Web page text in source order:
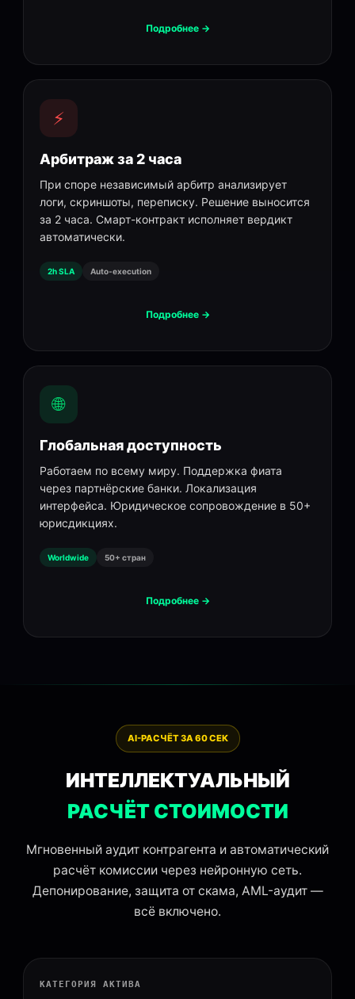
Подробнее →
⚡
Арбитраж за 2 часа
При споре независимый арбитр анализирует
логи, скриншоты, переписку. Решение выносится
за 2 часа. Смарт-контракт исполняет вердикт
автоматически.
2h SLA Auto-execution
Подробнее →
🌐
Глобальная доступность
Работаем по всему миру. Поддержка фиата
через партнёрские банки. Локализация
интерфейса. Юридическое сопровождение в 50+
юрисдикциях.
Worldwide 50+ стран
Подробнее →
AI-РАСЧЁТ ЗА 60 СЕК
ИНТЕЛЛЕКТУАЛЬНЫЙ
РАСЧЁТ СТОИМОСТИ
Мгновенный аудит контрагента и автоматический
расчёт комиссии через нейронную сеть.
Депонирование, защита от скама, AML-аудит —
всё включено.
КАТЕГОРИЯ АКТИВА